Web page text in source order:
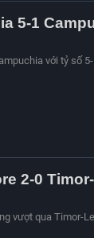
5-1
với tỷ số
2-0
vượt qua Timor-